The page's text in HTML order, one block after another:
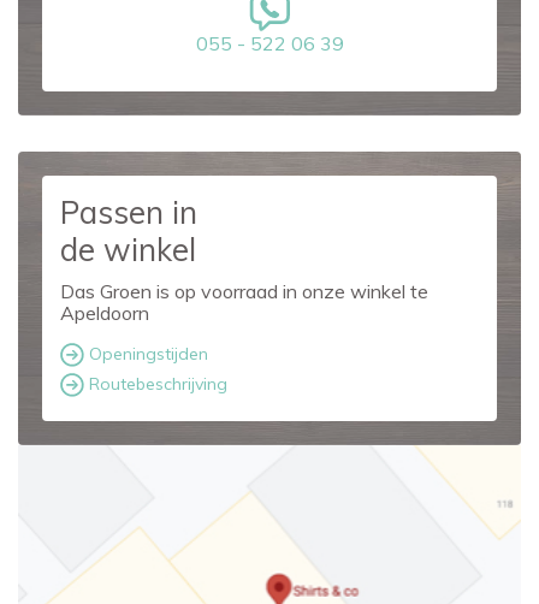
055 - 522 06 39
Passen in
de winkel
Das Groen is op voorraad in onze winkel te
Apeldoorn
Openingstijden
Routebeschrijving